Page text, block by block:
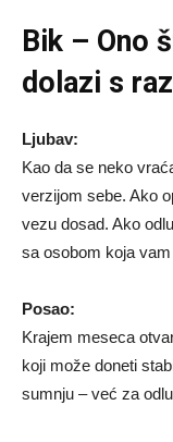
Bik – Ono
dolazi s
Ljubav:
Kao da se neko
verzijom sebe. Ako
vezu dosad. Ako
sa osobom koja
Posao:
Krajem meseca
koji može doneti
sumnju – već za